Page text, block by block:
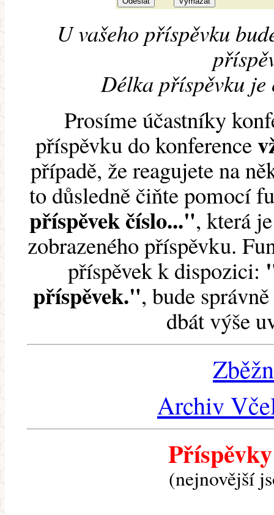
U vašeho příspěvku
Délka příspěvku je
Prosíme účastníky
příspěvku do konference
případě, že reagujete na
to důsledně čiňte pomocí
příspěvek číslo...", která
zobrazeného příspěvku.
příspěvek k dispozici:
příspěvek.", bude
dbát výše
Archiv
(nejnovější